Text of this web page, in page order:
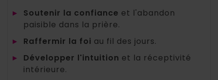
▸
Soutenir la confiance et l'abandon
paisible dans la prière.
▸
Raffermir la foi au fil des jours.
▸
Développer l'intuition et la réceptivité
intérieure.